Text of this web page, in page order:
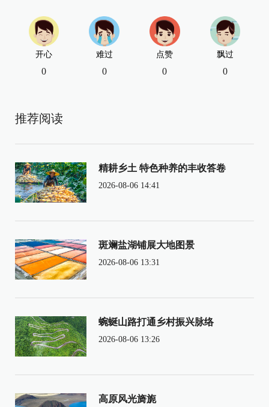
开心
0
难过
0
点赞
0
飘过
0
推荐阅读
精耕乡土 特色种养的丰收答卷
2026-08-06 14:41
斑斓盐湖铺展大地图景
2026-08-06 13:31
蜿蜒山路打通乡村振兴脉络
2026-08-06 13:26
高原风光旖旎